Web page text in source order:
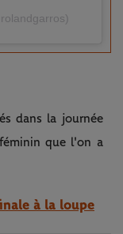
dans la journée
que l'on a
à la loupe